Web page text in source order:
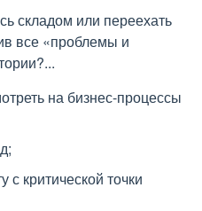
складом или переехать
все «проблемы и
на бизнес-процессы
с критической точки